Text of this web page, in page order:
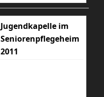
Jugendkapelle im
Seniorenpflegeheim
2011